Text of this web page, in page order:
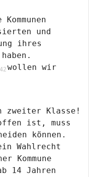
und
ihres
wollen wir
zweiter Klasse!
ist, muss
können.
Wahlrecht
Kommune
14 Jahren